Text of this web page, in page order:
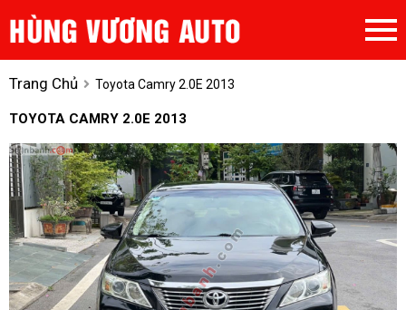
Trang Chủ Toyota Camry 2.0E 2013
TOYOTA CAMRY 2.0E 2013